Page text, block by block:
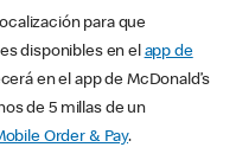
para que
disponibles en el app de
en el app de McDonald’s
de 5 millas de un
Order & Pay.